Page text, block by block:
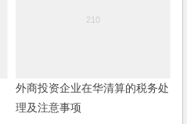
外商投资企业在华清算的税务处
理及注意事项